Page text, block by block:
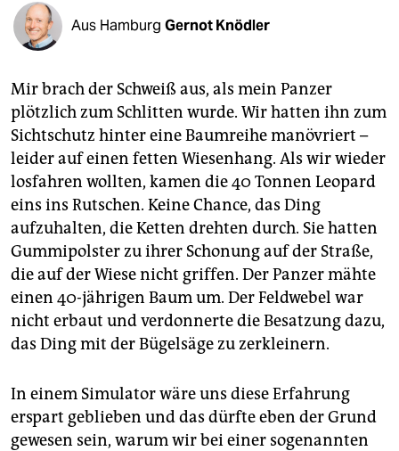
shop
unterstützen
abo
genossenschaft
epaper login
Aus Hamburg Gernot Knödler
Mir brach der Schweiß aus, als mein Panzer
plötzlich zum Schlitten wurde. Wir hatten ihn zum
Sichtschutz hinter eine Baumreihe manövriert –
leider auf einen fetten Wiesenhang. Als wir wieder
losfahren wollten, kamen die 40 Tonnen Leo­pard
eins ins Rutschen. Keine Chance, das Ding
aufzuhalten, die Ketten drehten durch. Sie hatten
Gummipolster zu ihrer Schonung auf der Straße,
die auf der Wiese nicht griffen. Der Panzer mähte
einen 40-jährigen Baum um. Der Feldwebel war
nicht erbaut und verdonnerte die Besatzung dazu,
das Ding mit der Bügelsäge zu zerkleinern.
In einem Simulator wäre uns diese Erfahrung
erspart geblieben und das dürfte eben der Grund
gewesen sein, warum wir bei einer sogenannten